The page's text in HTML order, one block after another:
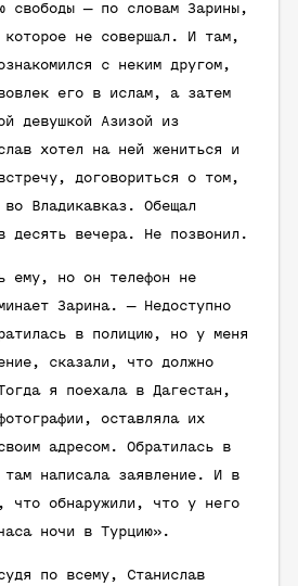
свободы — по словам Зарины,
которое не совершал. И там,
с неким другом,
его в ислам, а затем
девушкой Азизой из
хотел на ней жениться и
договориться о том,
Владикавказ. Обещал
десять вечера. Не позвонил.
ему, но он телефон не
Зарина. — Недоступно
в полицию, но у меня
сказали, что должно
я поехала в Дагестан,
оставляла их
адресом. Обратилась в
написала заявление. И в
что обнаружили, что у него
ночи в Турцию».
по всему, Станислав